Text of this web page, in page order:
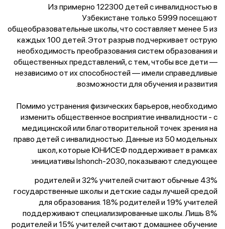
Из примерно 122300 детей с инвалидностью в
Узбекистане только 5999 посещают
общеобразовательные школы, что составляет менее 5 из
каждых 100 детей. Этот разрыв подчеркивает острую
необходимость преобразования систем образования и
общественных представлений, с тем, чтобы все дети —
независимо от их способностей — имели справедливые
возможности для обучения и развития.
Помимо устранения физических барьеров, необходимо
изменить общественное восприятие инвалидности - с
медицинской или благотворительной точек зрения на
право детей с инвалидностью. Данные из 50 модельных
школ, которые ЮНИСЕФ поддерживает в рамках
инициативы Ishonch-2030, показывают следующее:
43% родителей и 32% учителей считают обычные
государственные школы и детские сады лучшей средой
для образования. 18% родителей и 19% учителей
поддерживают специализированные школы. Лишь 8%
родителей и 15% учителей считают домашнее обучение